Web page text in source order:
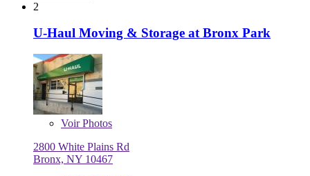
2
U-Haul Moving & Storage at Bronx Park
VoirPhotos
2800 White Plains Rd
Bronx, NY 10467